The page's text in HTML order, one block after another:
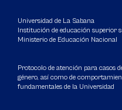
Universidad de La Sabana
Institución de educación superior
Ministerio de Educación Nacional
Protocolo de atención para casos
género, así como de
fundamentales de la Universidad